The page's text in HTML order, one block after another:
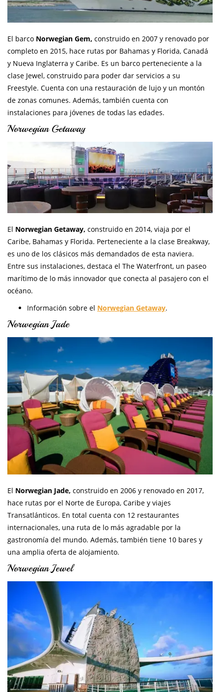
El barco Norwegian Gem, construido en 2007 y renovado por
completo en 2015, hace rutas por Bahamas y Florida, Canadá
y Nueva Inglaterra y Caribe. Es un barco perteneciente a la
clase Jewel, construido para poder dar servicios a su
Freestyle. Cuenta con una restauración de lujo y un montón
de zonas comunes. Además, también cuenta con
instalaciones para jóvenes de todas las edades.
Norwegian Getaway
El Norwegian Getaway, construido en 2014, viaja por el
Caribe, Bahamas y Florida. Perteneciente a la clase Breakway,
es uno de los clásicos más demandados de esta naviera.
Entre sus instalaciones, destaca el The Waterfront, un paseo
marítimo de lo más innovador que conecta al pasajero con el
océano.
Información sobre el Norwegian Getaway.
Norwegian Jade
El Norwegian Jade, construido en 2006 y renovado en 2017,
hace rutas por el Norte de Europa, Caribe y viajes
Transatlánticos. En total cuenta con 12 restaurantes
internacionales, una ruta de lo más agradable por la
gastronomía del mundo. Además, también tiene 10 bares y
una amplia oferta de alojamiento.
Norwegian Jewel